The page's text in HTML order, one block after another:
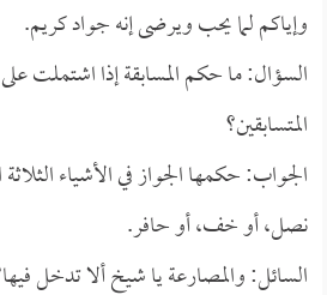
وإياكم لما يحب ويرضى إنه جواد كريم.
السؤال: ما حكم المسابقة إذا
المتسابقين؟
الجواب: حكمها الجواز في الأشياء
نصل، أو خف، أو حافر.
السائل: والمصارعة يا شيخ ألا تدخل